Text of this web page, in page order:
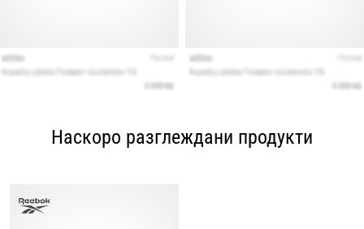
Наскоро разглеждани продукти